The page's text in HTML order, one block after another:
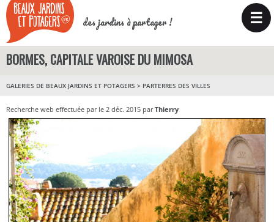
des jardins à partager ! ☰
BORMES, CAPITALE VAROISE DU MIMOSA
GALERIES DE BEAUX JARDINS ET POTAGERS > PARTERRES DES VILLES
Recherche web effectuée par le 2 déc. 2015 parThierry